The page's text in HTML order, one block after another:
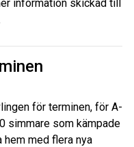
information skickad till
för terminen, för A-
simmare som kämpade
med flera nya